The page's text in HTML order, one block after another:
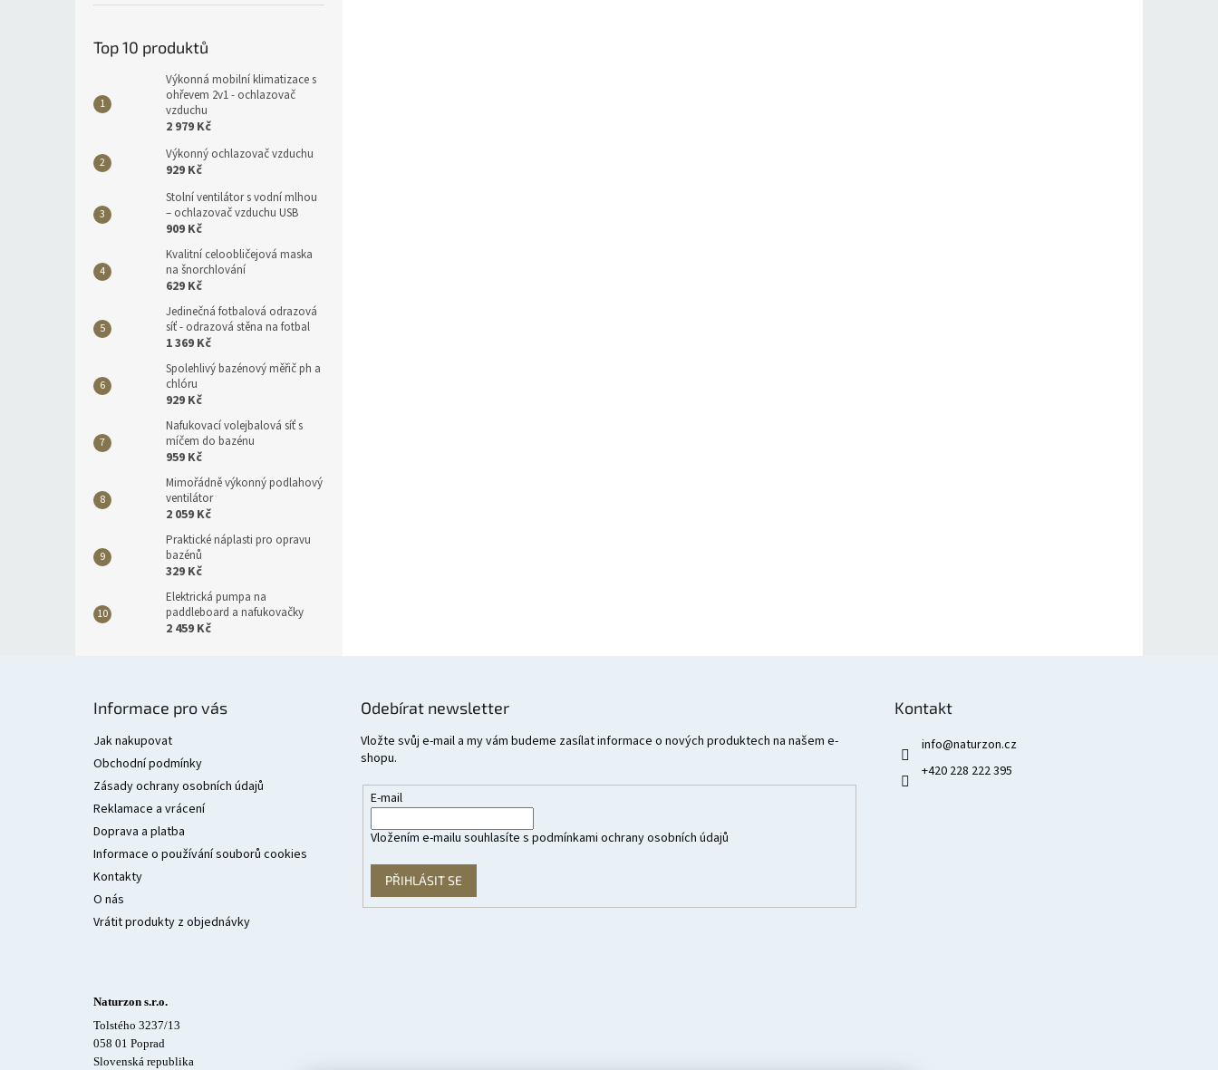
Top 10 produktů
Výkonná mobilní klimatizace s
ohřevem 2v1 - ochlazovač
vzduchu
2 979 Kč
Výkonný ochlazovač vzduchu
929 Kč
Stolní ventilátor s vodní mlhou
– ochlazovač vzduchu USB
909 Kč
Kvalitní celoobličejová maska
na šnorchlování
629 Kč
Jedinečná fotbalová odrazová
síť - odrazová stěna na fotbal
1 369 Kč
Spolehlivý bazénový měřič ph a
chlóru
929 Kč
Nafukovací volejbalová síť s
míčem do bazénu
959 Kč
Mimořádně výkonný podlahový
ventilátor
2 059 Kč
Praktické náplasti pro opravu
bazénů
329 Kč
Elektrická pumpa na
paddleboard a nafukovačky
2 459 Kč
Informace pro vás
Jak nakupovat
Obchodní podmínky
Zásady ochrany osobních údajů
Reklamace a vrácení
Doprava a platba
Informace o používání souborů cookies
Kontakty
O nás
Vrátit produkty z objednávky
Odebírat newsletter
Vložte svůj e-mail a my vám budeme zasílat informace o nových produktech na našem e-
shopu.
E-mail
Vložením e-mailu souhlasíte spodmínkami ochrany osobních údajů
PŘIHLÁSIT SE
Kontakt
info@naturzon.cz
+420 228 222 395
Naturzon s.r.o.
Tolstého 3237/13
058 01 Poprad
Slovenská republika